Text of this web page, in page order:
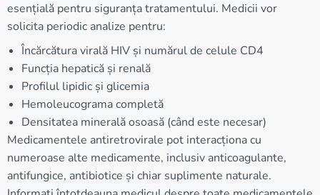
esențială pentru siguranța tratamentului. Medicii vor
solicita periodic analize pentru:
Încărcătura virală HIV și numărul de celule CD4
Funcția hepatică și renală
Profilul lipidic și glicemia
Hemoleucograma completă
Densitatea minerală osoasă (când este necesar)
Medicamentele antiretrovirale pot interacționa cu
numeroase alte medicamente, inclusiv anticoagulante,
antifungice, antibiotice și chiar suplimente naturale.